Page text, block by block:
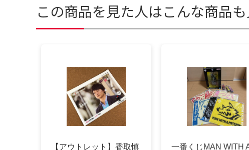
この商品を見た人はこんな商品
【アウトレット】香取慎
一番くじMAN WITH A